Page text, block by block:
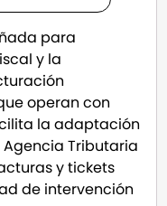
para
y la
operan con
la adaptación
Tributaria
y tickets
de intervención